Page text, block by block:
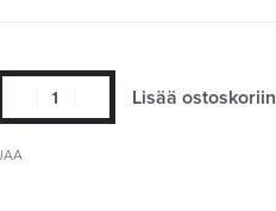
Lisää ostoskoriin